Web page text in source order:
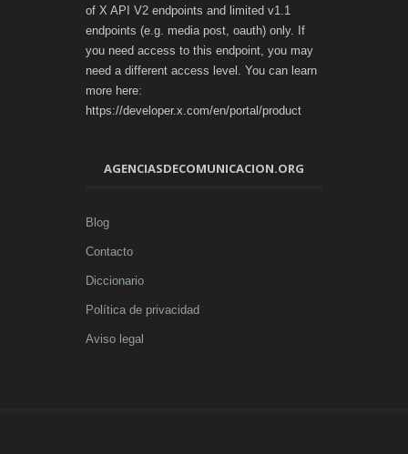
of X API V2 endpoints and limited v1.1
endpoints (e.g. media post, oauth) only. If
you need access to this endpoint, you may
need a different access level. You can learn
more here:
https://developer.x.com/en/portal/product
AGENCIASDECOMUNICACION.ORG
Blog
Contacto
Diccionario
Política de privacidad
Aviso legal